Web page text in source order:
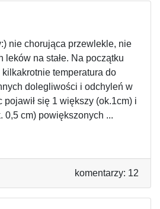
nie chorująca przewlekle, nie
leków na stałe. Na początku
temperatura do
dolegliwości i odchyleń w
pojawił się 1 większy (ok.1cm) i
0,5 cm) powiększonych ...
komentarzy: 12